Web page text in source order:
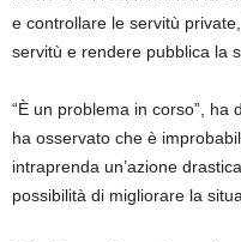
e controllare le servitù
servitù e rendere pubblica la
“È un problema in corso”,
ha osservato che è
intraprenda un’azione
possibilità di migliorare la